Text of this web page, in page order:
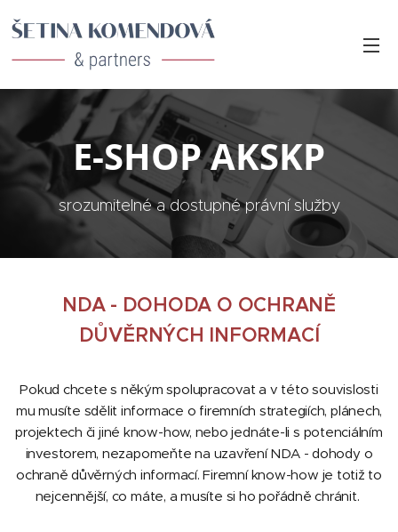
E-SHOP AKSKP
srozumitelné a dostupné právní služby
NDA - DOHODA O OCHRANĚ
DŮVĚRNÝCH INFORMACÍ
Pokud chcete s někým spolupracovat a v této souvislosti
mu musíte sdělit informace o firemních strategiích, plánech,
projektech či jiné know-how, nebo jednáte-li s potenciálním
investorem, nezapomeňte na uzavření NDA - dohody o
ochraně důvěrných informací. Firemní know-how je totiž to
nejcennější, co máte, a musíte si ho pořádně chránit.